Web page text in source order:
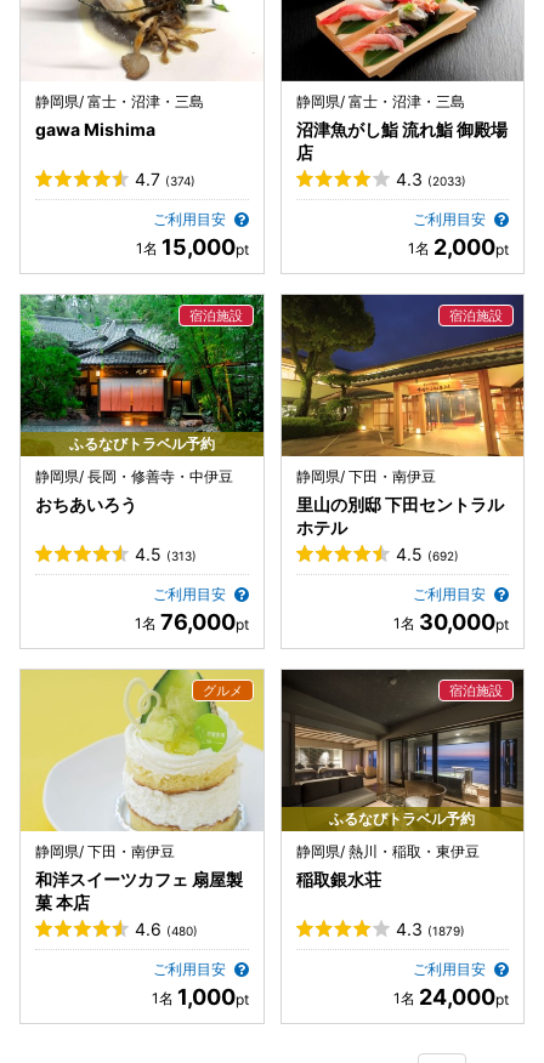
静岡県/ 富士・沼津・三島
gawa Mishima
4.7 (374)
ご利用目安
15,000
静岡県/ 富士・沼津・三島
沼津魚がし鮨 流れ鮨 御殿場
店
4.3 (2033)
ご利用目安
2,000
ふるなびトラベル予約
静岡県/ 長岡・修善寺・中伊豆
おちあいろう
4.5 (313)
ご利用目安
76,000
静岡県/ 下田・南伊豆
里山の別邸 下田セントラル
ホテル
4.5 (692)
ご利用目安
30,000
静岡県/ 下田・南伊豆
和洋スイーツカフェ 扇屋製
菓 本店
4.6 (480)
ご利用目安
1,000
ふるなびトラベル予約
静岡県/ 熱川・稲取・東伊豆
稲取銀水荘
4.3 (1879)
ご利用目安
24,000